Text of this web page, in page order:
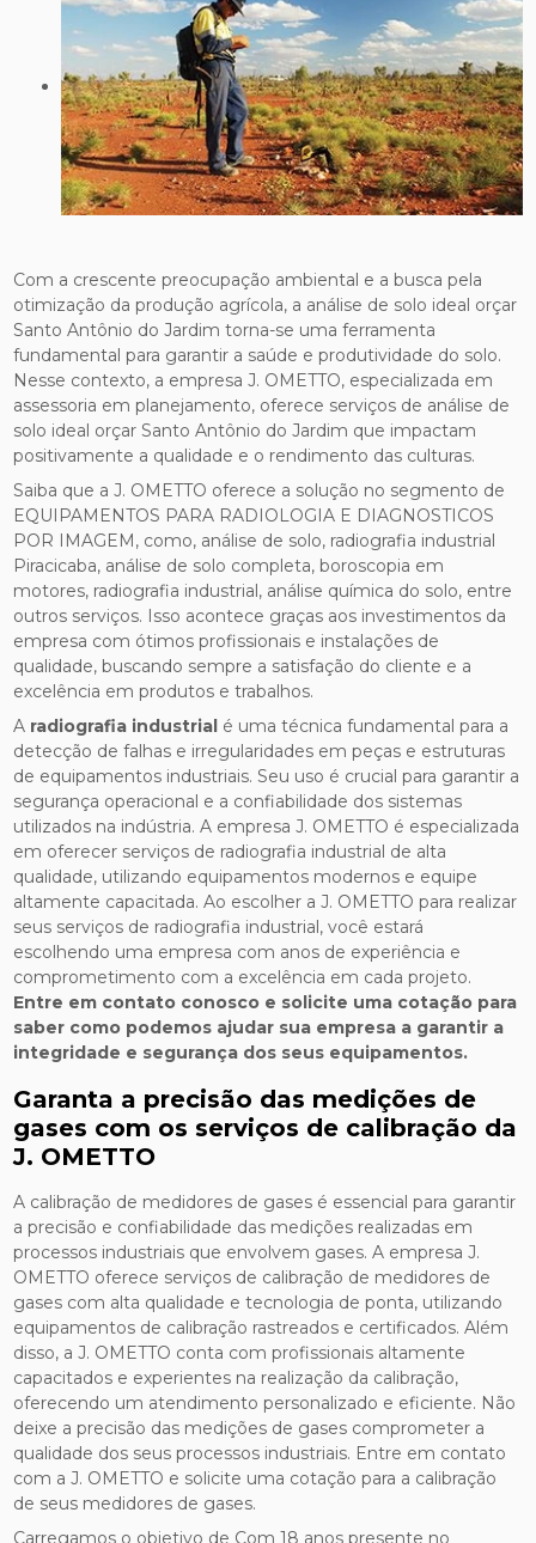
Com a crescente preocupação ambiental e a busca pela
otimização da produção agrícola, a análise de solo ideal orçar
Santo Antônio do Jardim torna-se uma ferramenta
fundamental para garantir a saúde e produtividade do solo.
Nesse contexto, a empresa J. OMETTO, especializada em
assessoria em planejamento, oferece serviços de análise de
solo ideal orçar Santo Antônio do Jardim que impactam
positivamente a qualidade e o rendimento das culturas.
Saiba que a J. OMETTO oferece a solução no segmento de
EQUIPAMENTOS PARA RADIOLOGIA E DIAGNOSTICOS
POR IMAGEM, como, análise de solo, radiografia industrial
Piracicaba, análise de solo completa, boroscopia em
motores, radiografia industrial, análise química do solo, entre
outros serviços. Isso acontece graças aos investimentos da
empresa com ótimos profissionais e instalações de
qualidade, buscando sempre a satisfação do cliente e a
excelência em produtos e trabalhos.
A radiografia industrial é uma técnica fundamental para a
detecção de falhas e irregularidades em peças e estruturas
de equipamentos industriais. Seu uso é crucial para garantir a
segurança operacional e a confiabilidade dos sistemas
utilizados na indústria. A empresa J. OMETTO é especializada
em oferecer serviços de radiografia industrial de alta
qualidade, utilizando equipamentos modernos e equipe
altamente capacitada. Ao escolher a J. OMETTO para realizar
seus serviços de radiografia industrial, você estará
escolhendo uma empresa com anos de experiência e
comprometimento com a excelência em cada projeto.
Entre em contato conosco e solicite uma cotação para
saber como podemos ajudar sua empresa a garantir a
integridade e segurança dos seus equipamentos.
Garanta a precisão das medições de
gases com os serviços de calibração da
J. OMETTO
A calibração de medidores de gases é essencial para garantir
a precisão e confiabilidade das medições realizadas em
processos industriais que envolvem gases. A empresa J.
OMETTO oferece serviços de calibração de medidores de
gases com alta qualidade e tecnologia de ponta, utilizando
equipamentos de calibração rastreados e certificados. Além
disso, a J. OMETTO conta com profissionais altamente
capacitados e experientes na realização da calibração,
oferecendo um atendimento personalizado e eficiente. Não
deixe a precisão das medições de gases comprometer a
qualidade dos seus processos industriais. Entre em contato
com a J. OMETTO e solicite uma cotação para a calibração
de seus medidores de gases.
Carregamos o objetivo de Com 18 anos presente no